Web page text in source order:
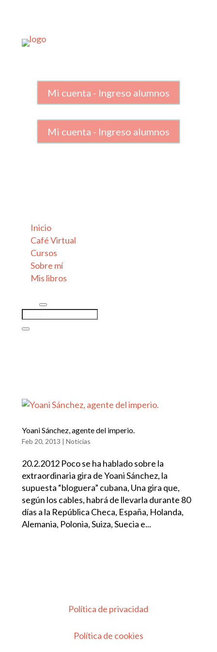
Mi cuenta - Ingreso alumnos
Mi cuenta - Ingreso alumnos
Inicio
Café Virtual
Cursos
Sobre mí
Mis libros
Yoani Sánchez, agente del imperio.
Feb 20, 2013 | Noticias
20.2.2012 Poco se ha hablado sobre la
extraordinaria gira de Yoani Sánchez, la
supuesta “bloguera” cubana, Una gira que,
según los cables, habrá de llevarla durante 80
días a la República Checa, España, Holanda,
Alemania, Polonia, Suiza, Suecia e...
Política de privacidad
Política de cookies